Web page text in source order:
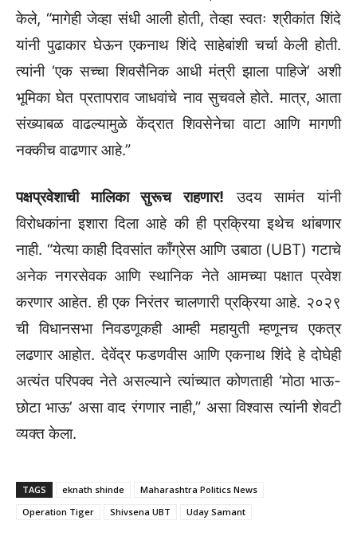
केले, “मागेही जेव्हा संधी आली होती, तेव्हा स्वतः श्रीकांत शिंदे
यांनी पुढाकार घेऊन एकनाथ शिंदे साहेबांशी चर्चा केली होती.
त्यांनी ‘एक सच्चा शिवसैनिक आधी मंत्री झाला पाहिजे’ अशी
भूमिका घेत प्रतापराव जाधवांचे नाव सुचवले होते. मात्र, आता
संख्याबळ वाढल्यामुळे केंद्रात शिवसेनेचा वाटा आणि मागणी
नक्कीच वाढणार आहे.”
पक्षप्रवेशाची मालिका सुरूच राहणार! उदय सामंत यांनी
विरोधकांना इशारा दिला आहे की ही प्रक्रिया इथेच थांबणार
नाही. “येत्या काही दिवसांत काँग्रेस आणि उबाठा (UBT) गटाचे
अनेक नगरसेवक आणि स्थानिक नेते आमच्या पक्षात प्रवेश
करणार आहेत. ही एक निरंतर चालणारी प्रक्रिया आहे. २०२९
ची विधानसभा निवडणूकही आम्ही महायुती म्हणूनच एकत्र
लढणार आहोत. देवेंद्र फडणवीस आणि एकनाथ शिंदे हे दोघेही
अत्यंत परिपक्व नेते असल्याने त्यांच्यात कोणताही ‘मोठा भाऊ-
छोटा भाऊ’ असा वाद रंगणार नाही,” असा विश्वास त्यांनी शेवटी
व्यक्त केला.
TAGS eknath shinde
Maharashtra Politics News
Operation Tiger
Shivsena UBT Uday Samant